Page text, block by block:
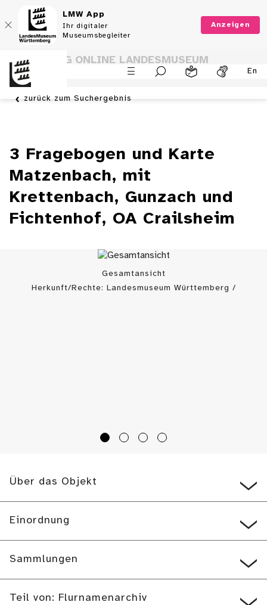
LMW App
Ihr digitaler
Museumsbegleiter
Anzeigen
En
SAMMLUNG ONLINE LANDESMUSEUM
WÜRTTEMBERG
zurück zum Suchergebnis
3 Fragebogen und Karte
Matzenbach, mit
Krettenbach, Gunzach und
Fichtenhof, OA Crailsheim
Gesamtansicht
Herkunft/Rechte: Landesmuseum Württemberg /
Über das Objekt
Einordnung
Sammlungen
Teil von: Flurnamenarchiv